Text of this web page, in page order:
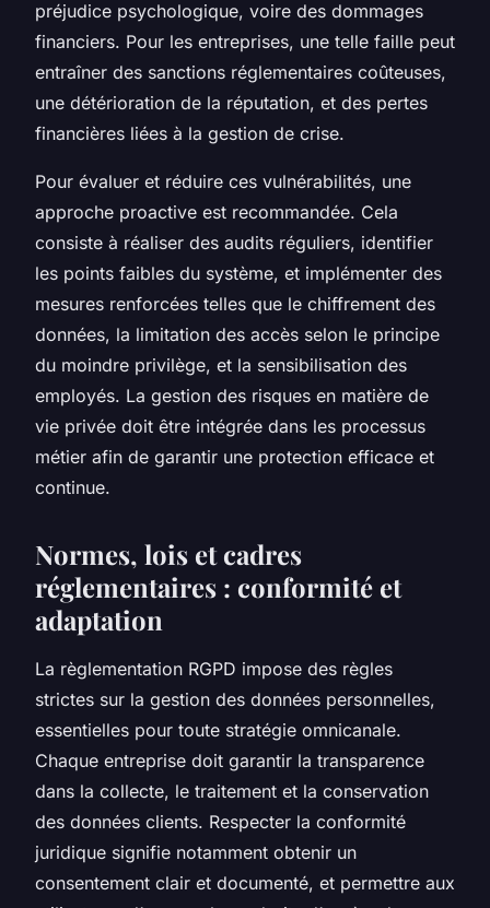
préjudice psychologique, voire des dommages
financiers. Pour les entreprises, une telle faille peut
entraîner des sanctions réglementaires coûteuses,
une détérioration de la réputation, et des pertes
financières liées à la gestion de crise.
Pour évaluer et réduire ces vulnérabilités, une
approche proactive est recommandée. Cela
consiste à réaliser des audits réguliers, identifier
les points faibles du système, et implémenter des
mesures renforcées telles que le chiffrement des
données, la limitation des accès selon le principe
du moindre privilège, et la sensibilisation des
employés. La gestion des risques en matière de
vie privée doit être intégrée dans les processus
métier afin de garantir une protection efficace et
continue.
Normes, lois et cadres
réglementaires : conformité et
adaptation
La règlementation RGPD impose des règles
strictes sur la gestion des données personnelles,
essentielles pour toute stratégie omnicanale.
Chaque entreprise doit garantir la transparence
dans la collecte, le traitement et la conservation
des données clients. Respecter la conformité
juridique signifie notamment obtenir un
consentement clair et documenté, et permettre aux